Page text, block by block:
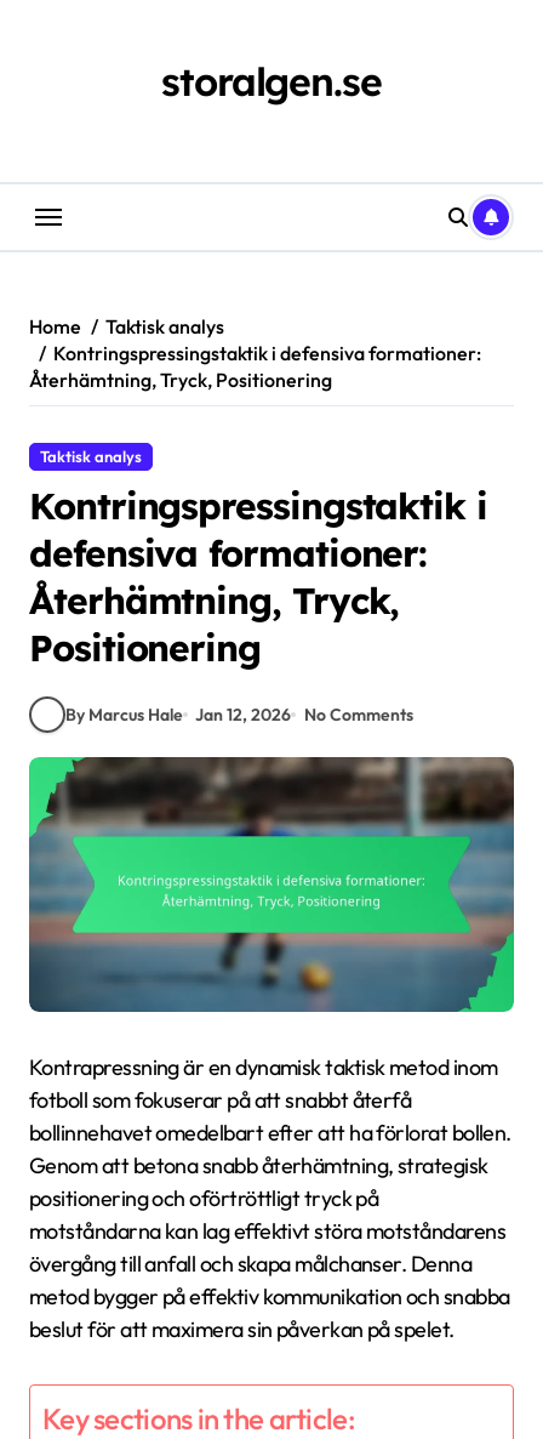
storalgen.se
Home
Taktisk analys
Kontringspressingstaktik i defensiva formationer:
Återhämtning, Tryck, Positionering
Taktisk analys
Kontringspressingstaktik i
defensiva formationer:
Återhämtning, Tryck,
Positionering
By Marcus Hale Jan 12, 2026 No Comments
Kontrapressning är en dynamisk taktisk metod inom
fotboll som fokuserar på att snabbt återfå
bollinnehavet omedelbart efter att ha förlorat bollen.
Genom att betona snabb återhämtning, strategisk
positionering och oförtröttligt tryck på
motståndarna kan lag effektivt störa motståndarens
övergång till anfall och skapa målchanser. Denna
metod bygger på effektiv kommunikation och snabba
beslut för att maximera sin påverkan på spelet.
Key sections in the article: